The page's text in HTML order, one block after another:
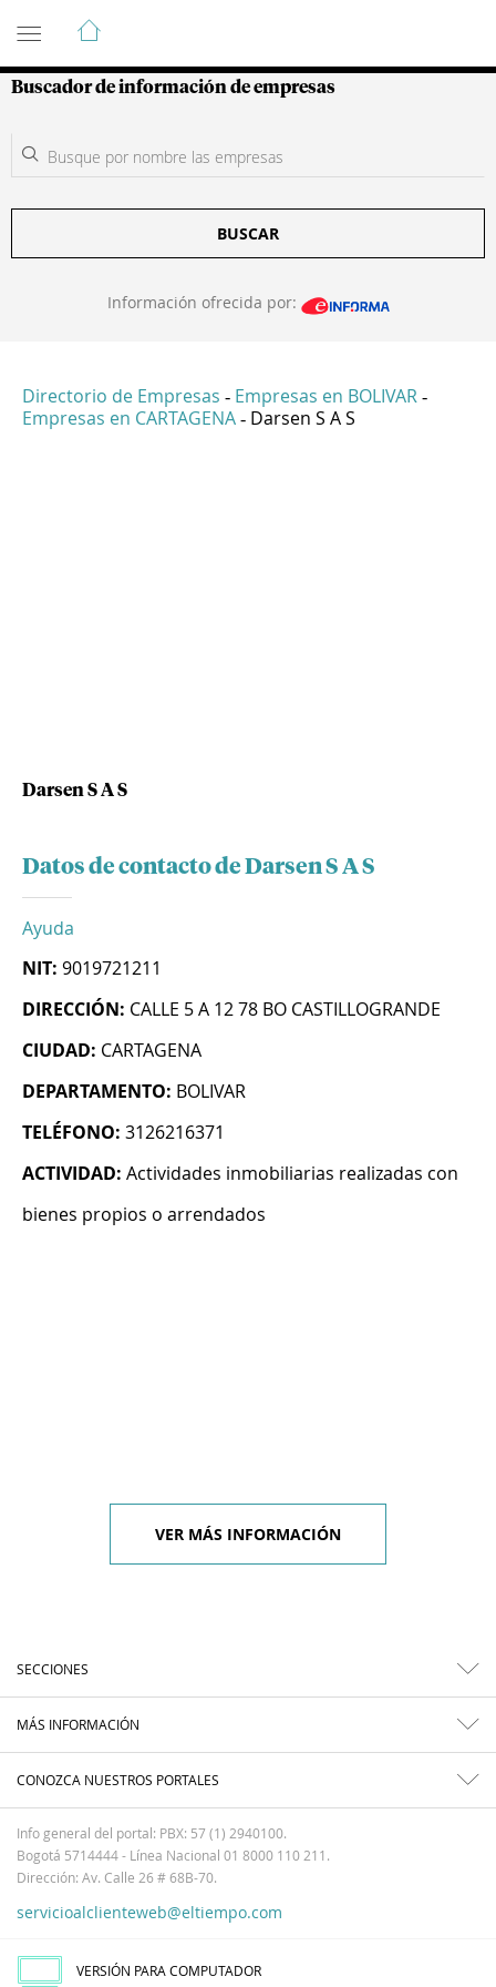
Guía de Empresas Colombianas
Buscador de información de empresas
BUSCAR
Información ofrecida por:
Directorio de Empresas - Empresas en BOLIVAR -
Empresas en CARTAGENA - Darsen S A S
Darsen S A S
Datos de contacto de Darsen S A S
Ayuda
NIT: 9019721211
DIRECCIÓN: CALLE 5 A 12 78 BO CASTILLOGRANDE
CIUDAD: CARTAGENA
DEPARTAMENTO: BOLIVAR
TELÉFONO: 3126216371
ACTIVIDAD: Actividades inmobiliarias realizadas con
bienes propios o arrendados
VER MÁS INFORMACIÓN
SECCIONES
MÁS INFORMACIÓN
CONOZCA NUESTROS PORTALES
Info general del portal: PBX: 57 (1) 2940100.
Bogotá 5714444 - Línea Nacional 01 8000 110 211.
Dirección: Av. Calle 26 # 68B-70.
servicioalclienteweb@eltiempo.com
VERSIÓN PARA COMPUTADOR